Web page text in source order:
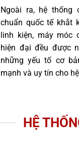
Ngoài ra, hệ thống
chuẩn quốc tế khắt
linh kiện, máy móc
hiện đại đều được
những yếu tố cơ
mạnh và uy tín cho
HỆ